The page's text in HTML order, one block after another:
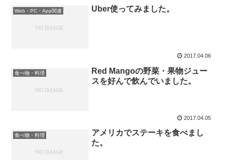
Web・PC・App関連 Uber使ってみました。
2017.04.06
食べ物・料理
Red Mangoの野菜・果物ジュー
スを好んで飲んでいました。
2017.04.05
食べ物・料理
アメリカでステーキを食べまし
た。